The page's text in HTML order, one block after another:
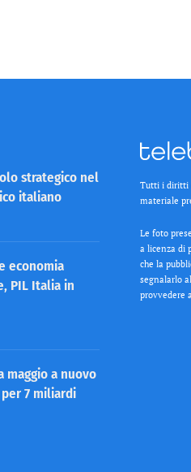
strategico nel
italiano
economia
PIL Italia in
maggio a nuovo
7 miliardi
Tutti i diritti
materiale
Le foto
a licenza di
che la
segnalarlo
provvedere